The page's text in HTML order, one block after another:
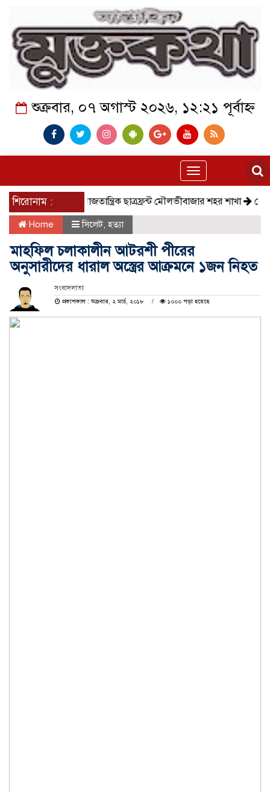
শুক্রবার, ০৭ অগাস্ট ২০২৬, ১২:২১ পূর্বাহ্ন
Toggle
navigation
শিরোনাম :সমাজতান্ত্রিক ছাত্রফ্রন্ট মৌলভীবাজার শহর শাখা কেমন
Home সিলেট,হত্যা
মাহফিল চলাকালীন আটরশী পীরের
অনুসারীদের ধারাল অস্ত্রের আক্রমনে ১জন নিহত
সংবাদদাতা
প্রকাশকাল : শুক্রবার, ২ মার্চ, ২০১৮
১০০০ পড়া হয়েছে